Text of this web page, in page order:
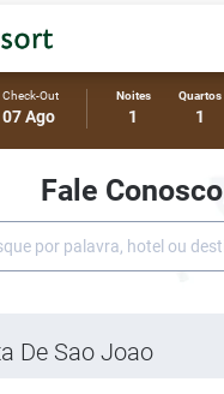
Check-Out
07 Ago
Noites
1
Quartos
1
Fale Conosco
De Sao Joao